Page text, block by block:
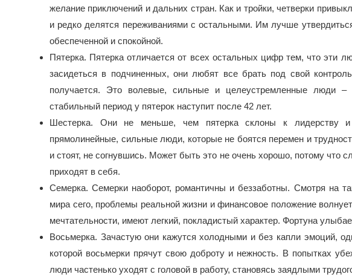
желание приключений и дальних стран. Как и тройки, четверки
и редко делятся переживаниями с остальными. Им лучше
обеспеченной и спокойной.
Пятерка. Пятерка отличается от всех остальных цифр тем, что эти
засидеться в подчиненных, они любят все брать под свой
получается. Это волевые, сильные и целеустремленные люди –
стабильный период у пятерок наступит после 42 лет.
Шестерка. Они не меньше, чем пятерка склоны к лидерству
прямолинейные, сильные люди, которые не боятся перемен и
и стоят, не согнувшись. Может быть это не очень хорошо, потому что
приходят в себя.
Семерка. Семерки наоборот, романтичны и беззаботны. Смотря на
мира сего, проблемы реальной жизни и финансовое положение
мечтательности, имеют легкий, покладистый характер. Фортуна
Восьмерка. Зачастую они кажутся холодными и без капли эмоций,
которой восьмерки прячут свою доброту и нежность. В попытках
люди частенько уходят с головой в работу, становясь заядлыми